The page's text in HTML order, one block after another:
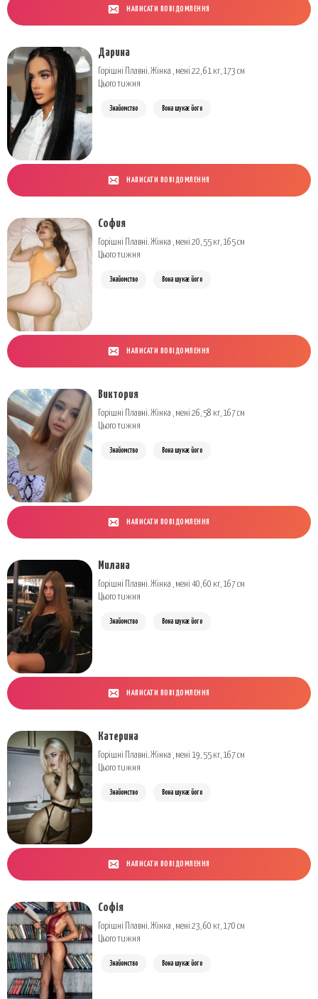
НАПИСАТИ ПОВІДОМЛЕННЯ
Дарина
Горішні Плавні. Жінка , мені 22, 61 кг, 173 см
Цього тижня
Знайомство Вона шукає його
НАПИСАТИ ПОВІДОМЛЕННЯ
София
Горішні Плавні. Жінка , мені 20, 55 кг, 165 см
Цього тижня
Знайомство Вона шукає його
НАПИСАТИ ПОВІДОМЛЕННЯ
Виктория
Горішні Плавні. Жінка , мені 26, 58 кг, 167 см
Цього тижня
Знайомство Вона шукає його
НАПИСАТИ ПОВІДОМЛЕННЯ
Милана
Горішні Плавні. Жінка , мені 40, 60 кг, 167 см
Цього тижня
Знайомство Вона шукає його
НАПИСАТИ ПОВІДОМЛЕННЯ
Катерина
Горішні Плавні. Жінка , мені 19, 55 кг, 167 см
Цього тижня
Знайомство Вона шукає його
НАПИСАТИ ПОВІДОМЛЕННЯ
Софія
Горішні Плавні. Жінка , мені 23, 60 кг, 170 см
Цього тижня
Знайомство Вона шукає його